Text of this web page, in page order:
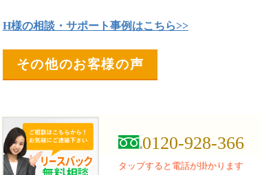
H様の相談・サポート事例はこちら>>
その他のお客様の声
0120-928-366
タップすると電話が掛かります